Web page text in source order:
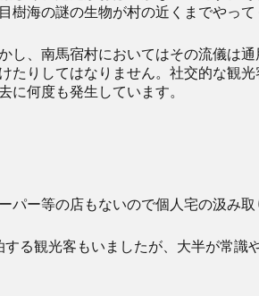
海の謎の生物が村の近くまでやって
、南馬宿村においてはその流儀は
りしてはなりません。社交的な観
に何度も発生しています。
ー等の店もないので個人宅の汲み取
る観光客もいましたが、大半が常識